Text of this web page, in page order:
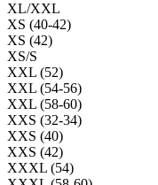
XL/XXL
XS (40-42)
XS (42)
XS/S
XXL (52)
XXL (54-56)
XXL (58-60)
XXS (32-34)
XXS (40)
XXS (42)
XXXL (54)